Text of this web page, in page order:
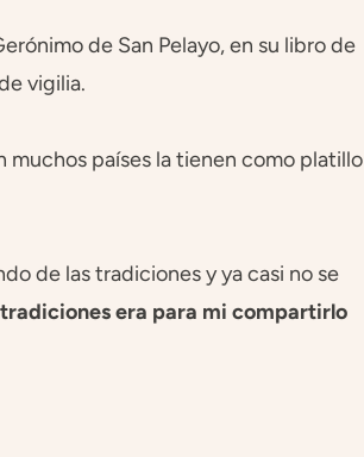
de San Pelayo, en su libro de
vigilia.
muchos países la tienen como platillo
de las tradiciones y ya casi no se
era para mi compartirlo